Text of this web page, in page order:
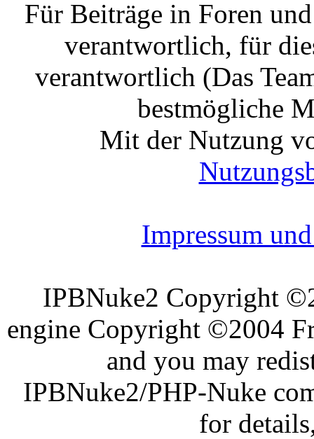
Für Beiträge in Foren
verantwortlich, für
verantwortlich (Das
bestmögliche
Mit der Nutzung
Impressum
IPBNuke2 Copyright
engine Copyright ©2004
and you may
IPBNuke2/PHP-Nuke
for